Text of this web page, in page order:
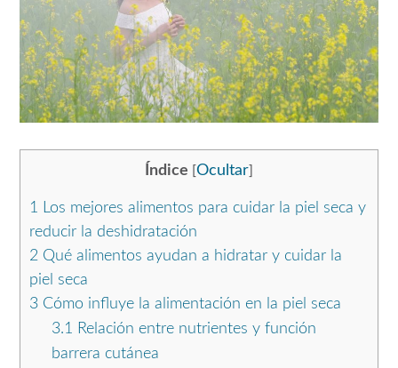
Índice Ocultar
1 Los mejores alimentos para cuidar la piel seca y
reducir la deshidratación
2 Qué alimentos ayudan a hidratar y cuidar la
piel seca
3 Cómo influye la alimentación en la piel seca
3.1 Relación entre nutrientes y función
barrera cutánea